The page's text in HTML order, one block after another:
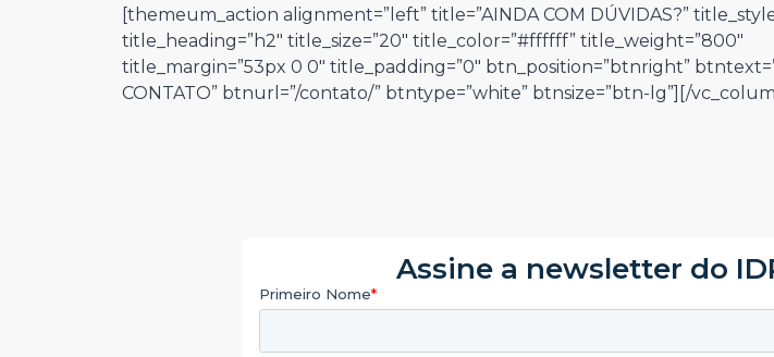
[themeum_action alignment=”left” title=”AINDA COM DÚVIDAS?”
title_heading=”h2″ title_size=”20″ title_color=”#ffffff” title_weight=”800″
title_margin=”53px 0 0″ title_padding=”0″ btn_position=”btnright”
CONTATO” btnurl=”/contato/” btntype=”white” btnsize=”btn-lg”][/
Assine a newsletter do